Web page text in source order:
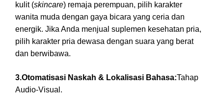
kulit (skincare) remaja perempuan, pilih karakter
wanita muda dengan gaya bicara yang ceria dan
energik. Jika Anda menjual suplemen kesehatan pria,
pilih karakter pria dewasa dengan suara yang berat
dan berwibawa.
3.Otomatisasi Naskah & Lokalisasi Bahasa:Tahap
Audio-Visual.